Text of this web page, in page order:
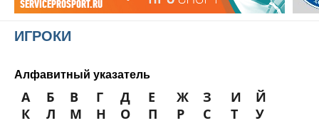
ИГРОКИ
Алфавитный указатель
А Б В Г Д Е Ж З И
Й
К
Л М Н О П Р С Т
У